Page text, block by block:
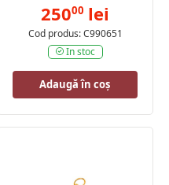
25000 lei
Cod produs: C990651
In stoc
Adaugă în coș